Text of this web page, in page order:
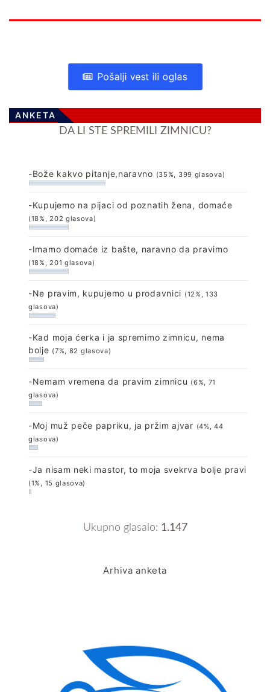
Pošalji vest ili oglas
ANKETA
DA LI STE SPREMILI ZIMNICU?
-Bože kakvo pitanje,naravno (35%, 399 glasova)
-Kupujemo na pijaci od poznatih žena, domaće
(18%, 202 glasova)
-Imamo domaće iz bašte, naravno da pravimo
(18%, 201 glasova)
-Ne pravim, kupujemo u prodavnici (12%, 133
glasova)
-Kad moja ćerka i ja spremimo zimnicu, nema
bolje (7%, 82 glasova)
-Nemam vremena da pravim zimnicu (6%, 71
glasova)
-Moj muž peče papriku, ja pržim ajvar (4%, 44
glasova)
-Ja nisam neki mastor, to moja svekrva bolje pravi
(1%, 15 glasova)
Ukupno glasalo: 1.147
Arhiva anketa